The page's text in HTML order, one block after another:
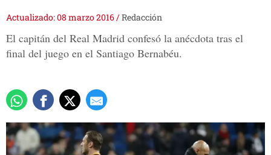
Actualizado: 08 marzo 2016/Redacción
El capitán del Real Madrid confesó la anécdota tras el
final del juego en el Santiago Bernabéu.